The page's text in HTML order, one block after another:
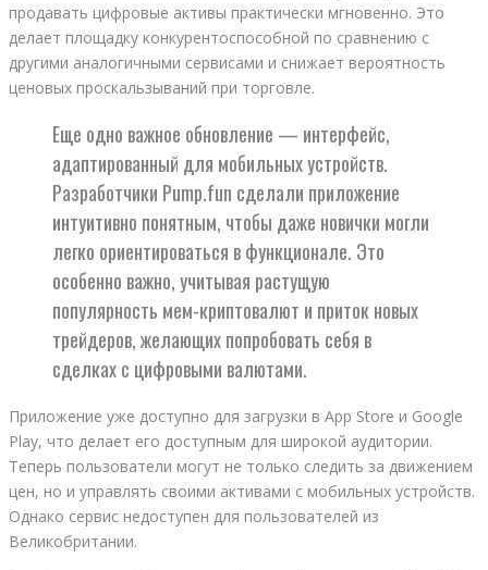
продавать цифровые активы практически мгновенно. Это
делает площадку конкурентоспособной по сравнению с
другими аналогичными сервисами и снижает вероятность
ценовых проскальзываний при торговле.
Еще одно важное обновление — интерфейс,
адаптированный для мобильных устройств.
Разработчики Pump.fun сделали приложение
интуитивно понятным, чтобы даже новички могли
легко ориентироваться в функционале. Это
особенно важно, учитывая растущую
популярность мем-криптовалют и приток новых
трейдеров, желающих попробовать себя в
сделках с цифровыми валютами.
Приложение уже доступно для загрузки в App Store и Google
Play, что делает его доступным для широкой аудитории.
Теперь пользователи могут не только следить за движением
цен, но и управлять своими активами с мобильных устройств.
Однако сервис недоступен для пользователей из
Великобритании.